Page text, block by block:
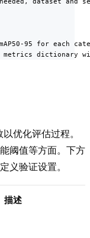
95 for each
metrics dictionary
优化评估过程。
阈值等方面。下方
义验证设置。
描述